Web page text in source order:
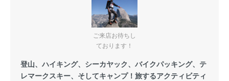
ご来店お待ちし
ております！
登山、ハイキング、シーカヤック、バイクパッキング、テ
レマークスキー、そしてキャンプ！旅するアクティビティ